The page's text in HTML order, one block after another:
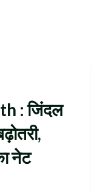
: जिंदल
नेट